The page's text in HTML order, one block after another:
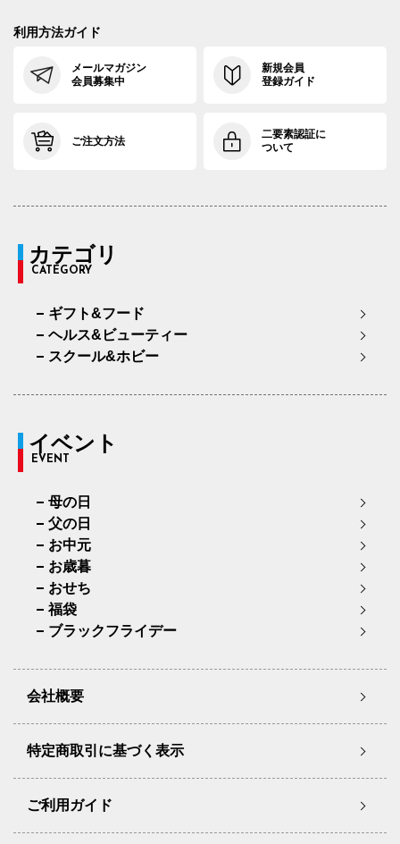
利用方法ガイド
メールマガジン
会員募集中
新規会員
登録ガイド
ご注文方法
二要素認証に
ついて
カテゴリ
CATEGORY
ギフト&フード
ヘルス&ビューティー
スクール&ホビー
イベント
EVENT
母の日
父の日
お中元
お歳暮
おせち
福袋
ブラックフライデー
会社概要
特定商取引に基づく表示
ご利用ガイド